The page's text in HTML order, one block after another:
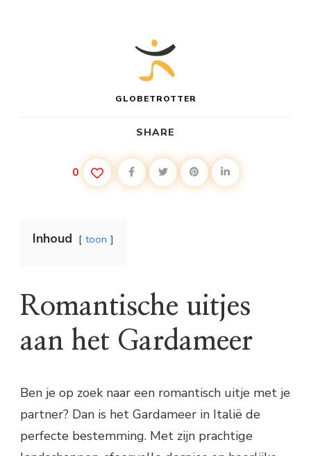
GLOBETROTTER
SHARE
0
Inhoud toon
Romantische uitjes
aan het Gardameer
Ben je op zoek naar een romantisch uitje met je
partner? Dan is het Gardameer in Italië de
perfecte bestemming. Met zijn prachtige